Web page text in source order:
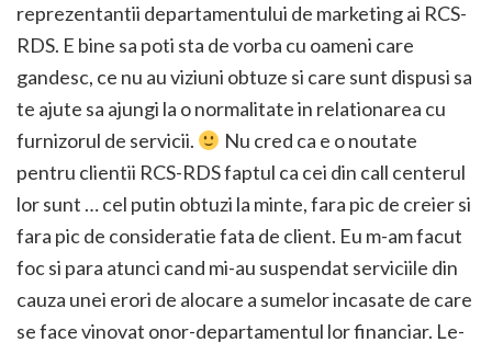
reprezentantii departamentului de marketing ai RCS-
RDS. E bine sa poti sta de vorba cu oameni care
gandesc, ce nu au viziuni obtuze si care sunt dispusi sa
te ajute sa ajungi la o normalitate in relationarea cu
furnizorul de servicii.
Nu cred ca e o noutate
pentru clientii RCS-RDS faptul ca cei din call centerul
lor sunt … cel putin obtuzi la minte, fara pic de creier si
fara pic de consideratie fata de client. Eu m-am facut
foc si para atunci cand mi-au suspendat serviciile din
cauza unei erori de alocare a sumelor incasate de care
se face vinovat onor-departamentul lor financiar. Le-